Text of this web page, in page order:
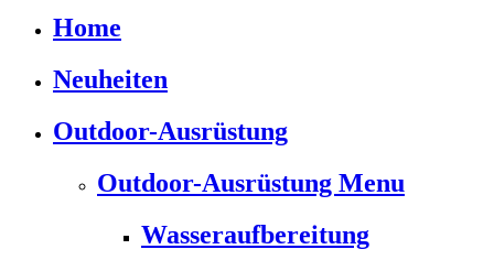
Home
Neuheiten
Outdoor-Ausrüstung
Outdoor-Ausrüstung Menu
Wasseraufbereitung